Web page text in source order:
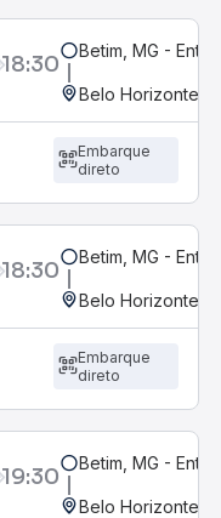
18:30 Betim, MG -
Belo Horizonte,
Embarque
direto
18:30 Betim, MG -
Belo Horizonte,
Embarque
direto
19:30 Betim, MG -
Belo Horizonte,